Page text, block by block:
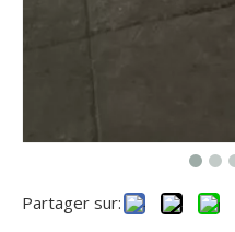
Partager sur: